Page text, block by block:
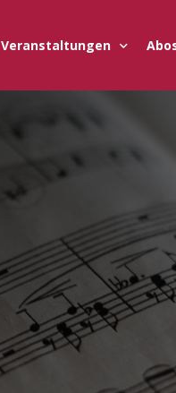
Veranstaltungen
Bevorstehende Konzerte